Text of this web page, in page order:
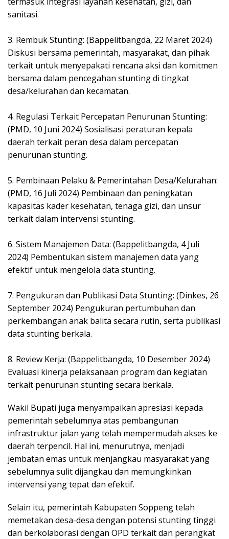
sanitasi.
3. Rembuk Stunting: (Bappelitbangda, 22 Maret 2024)
Diskusi bersama pemerintah, masyarakat, dan pihak
terkait untuk menyepakati rencana aksi dan komitmen
bersama dalam pencegahan stunting di tingkat
desa/kelurahan dan kecamatan.
4. Regulasi Terkait Percepatan Penurunan Stunting:
(PMD, 10 Juni 2024) Sosialisasi peraturan kepala
daerah terkait peran desa dalam percepatan
penurunan stunting.
5. Pembinaan Pelaku & Pemerintahan Desa/Kelurahan:
(PMD, 16 Juli 2024) Pembinaan dan peningkatan
kapasitas kader kesehatan, tenaga gizi, dan unsur
terkait dalam intervensi stunting.
6. Sistem Manajemen Data: (Bappelitbangda, 4 Juli
2024) Pembentukan sistem manajemen data yang
efektif untuk mengelola data stunting.
7. Pengukuran dan Publikasi Data Stunting: (Dinkes, 26
September 2024) Pengukuran pertumbuhan dan
perkembangan anak balita secara rutin, serta publikasi
data stunting berkala.
8. Review Kerja: (Bappelitbangda, 10 Desember 2024)
Evaluasi kinerja pelaksanaan program dan kegiatan
terkait penurunan stunting secara berkala.
Wakil Bupati juga menyampaikan apresiasi kepada
pemerintah sebelumnya atas pembangunan
infrastruktur jalan yang telah mempermudah akses ke
daerah terpencil. Hal ini, menurutnya, menjadi
jembatan emas untuk menjangkau masyarakat yang
sebelumnya sulit dijangkau dan memungkinkan
intervensi yang tepat dan efektif.
Selain itu, pemerintah Kabupaten Soppeng telah
memetakan desa-desa dengan potensi stunting tinggi
dan berkolaborasi dengan OPD terkait dan perangkat